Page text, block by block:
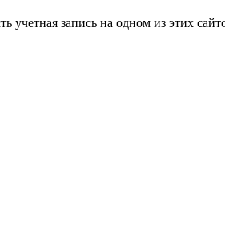
учетная запись на одном из этих